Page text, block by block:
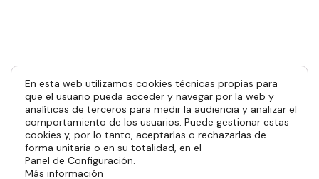
En esta web utilizamos cookies técnicas propias para
que el usuario pueda acceder y navegar por la web y
analíticas de terceros para medir la audiencia y analizar el
comportamiento de los usuarios. Puede gestionar estas
cookies y, por lo tanto, aceptarlas o rechazarlas de
forma unitaria o en su totalidad, en el
Panel de Configuración.
Más información